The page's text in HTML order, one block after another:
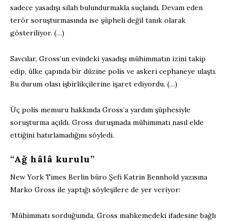
sadece yasadışı silah bulundurmakla suçlandı. Devam eden
terör soruşturmasında ise şüpheli değil tanık olarak
gösteriliyor. (…)
Savcılar, Gross’un evindeki yasadışı mühimmatın izini takip
edip, ülke çapında bir düzine polis ve askeri cephaneye ulaştı.
Bu durum olası işbirlikçilerine işaret ediyordu. (…)
Üç polis memuru hakkında Gross’a yardım şüphesiyle
soruşturma açıldı. Gross duruşmada mühimmatı nasıl elde
ettiğini hatırlamadığını söyledi.
“Ağ hâlâ kurulu”
New York Times Berlin büro Şefi Katrin Bennhold yazısına
Marko Gross ile yaptığı söyleşilere de yer veriyor:
‘Mühimmatı sorduğumda, Gross mahkemedeki ifadesine bağlı